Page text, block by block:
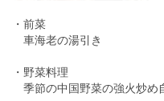
・前菜
車海老の湯引き
・野菜料理
季節の中国野菜の強火炒め